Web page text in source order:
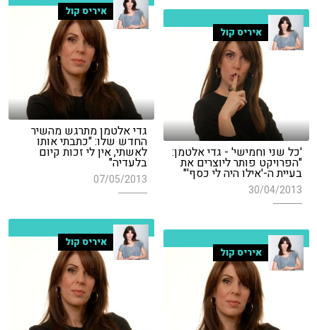
איריס קול
גדי אלטמן מתרגש מהשיר
החדש שלו: "כתבתי אותו
לאשתי, אין לי זכות קיום
בלעדיה"
07/05/2013
איריס קול
'כל שני וחמישי' - גדי אלטמן:
"הפרויקט פותר ליוצרים את
בעיית ה-'אילו היה לי כסף'"
30/04/2013
איריס קול
איריס קול